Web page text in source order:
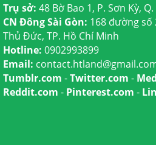
Trụ sở: 48 Bờ Bao 1, P. Sơn Kỳ,
CN Đông Sài Gòn: 168 đường số
Thủ Đức, TP. Hồ Chí Minh
Hotline: 0902993899
Email:
Tumblr.com -Twitter.com -
Reddit.com - Pinterest.com -